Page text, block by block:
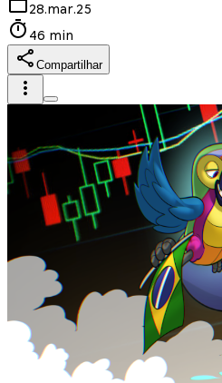
28.mar.25
46 min
Compartilhar